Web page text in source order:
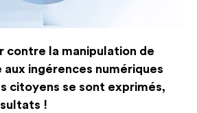
la manipulation de
aux ingérences numériques
citoyens se sont exprimés,
!